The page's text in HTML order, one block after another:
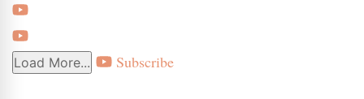
Load More... Subscribe